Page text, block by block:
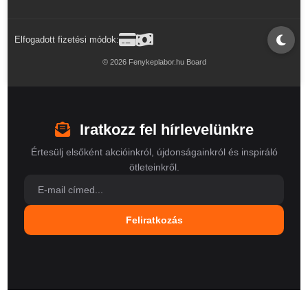
Elfogadott fizetési módok:
© 2026 Fenykeplabor.hu Board
Iratkozz fel hírlevelünkre
Értesülj elsőként akcióinkról, újdonságainkról és inspiráló
ötleteinkről.
Feliratkozás